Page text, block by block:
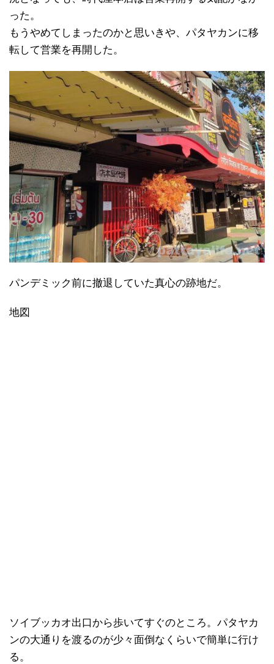
った。
もうやめてしまったのかと思いきや、パタヤカンに移
転して営業を再開した。
パンデミック前に撤退していた真心の跡地だ。
地図
ソイブッカオ出口から歩いてすぐのところ。パタヤカ
ンの大通りを渡るのが少々面倒なくらいで簡単に行け
る。